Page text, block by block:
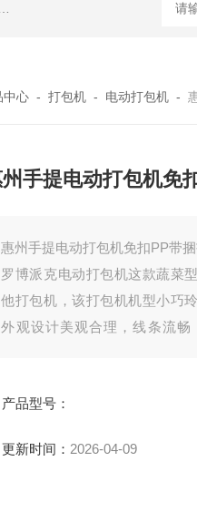
自
中心 -打包机 - 电动打包机 -
手提电动打包机免
惠州手提电动打包机免扣PP带
罗博派克电动打包机这款蔬菜
他打包机，该打包机机型小巧
外观设计美观合理，线条流畅
等
产品型号：
更新时间： 2026-04-09